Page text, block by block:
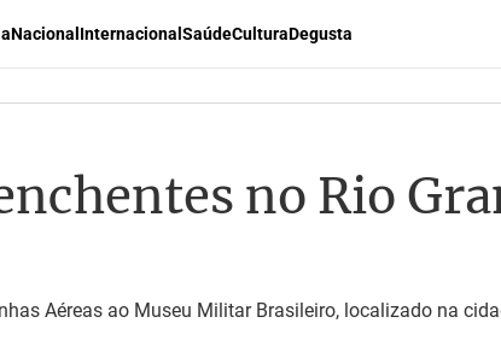
Nacional Internacional SaúdeCulturaDegusta
no Rio
Aéreas ao Museu Militar Brasileiro, localizado na